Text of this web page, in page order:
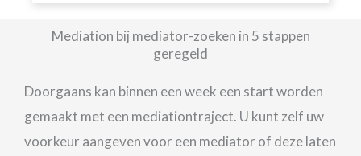
Mediation bij mediator-zoeken in 5 stappen
geregeld
Doorgaans kan binnen een week een start worden
gemaakt met een mediationtraject. U kunt zelf uw
voorkeur aangeven voor een mediator of deze laten